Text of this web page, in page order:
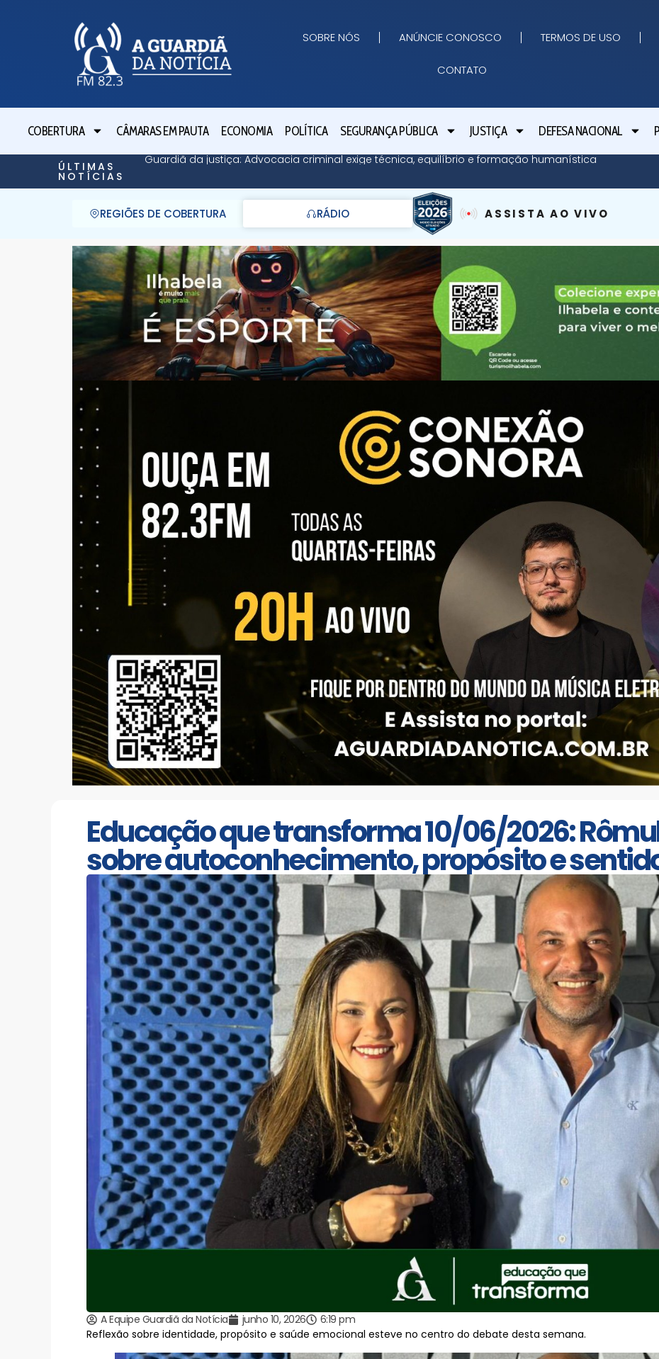
SOBRE NÓS ANÚNCIE CONOSCO TERMOS DE USO
CONTATO
COBERTURA CÂMARAS EM PAUTA ECONOMIA POLÍTICA SEGURANÇA PÚBLICA JUSTIÇA DEFESA NACIONAL
ÚLTIMAS
NOTÍCIAS
Guardiã da justiça: Advocacia criminal exige técnica, equilíbrio e formação humanística
REGIÕES DE COBERTURA RÁDIO ASSISTA AO VIVO
Educação que transforma 10/06/2026:
sobre autoconhecimento, propósito e
A Equipe Guardiã da Notícia junho 10, 2026
6:19 pm
Reflexão sobre identidade, propósito e saúde emocional esteve no centro do debate desta semana.